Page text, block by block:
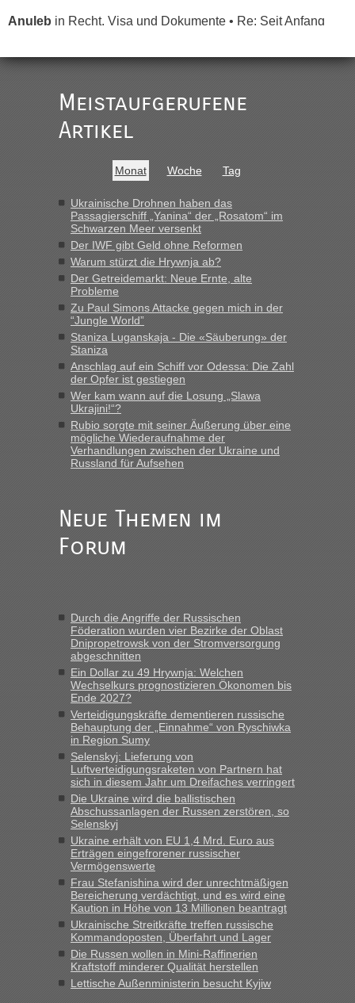
Anuleb in Recht, Visa und Dokumente • Re: Seit Anfang
Verdacht.“
inRecht, Visa und Dokumente • Re: Seit Anfang des
Milliarden aufgedeckt
und du nicht damit handeln willst. So lange das nicht
Originalverpackt ist und ersichlich das nicht neu sollte es
keine Probleme geben“
Recht, Visa und Dokumente • Deklaration
gebrauchter Kleidung beim Zoll
„Hallo Leute, ich weiß nicht, ob ich hier richtig bin mit meiner
Anfrage. Ich möchte 4 Umzugskartons mit gebrauchter
Straßen Kleidung bei der Einreise in die Ukraine
mitnehmen. Es ist gebrauchte Kleidung...“
Berichte und Reisetipps • Re: An welchem
Grenzübergang zwischen Polen und der Ukraine geht es am
schnellsten?
„Wir sind mit unserem Wohnmobil, wie geplant am Montag
15.6. in Krakovets rüber. Sehr zeitig los gegen 5 Uhr in der
Früh. Mit sehr sehr wenig Verkehr, super bis zur Grenze. Nur
Berichte und Reisetipps • Re: An welchem
Grenzübergang zwischen Polen und der Ukraine geht es am
schnellsten?
Bernd D-UAinBerichte und Reisetipps • Re: An welchem
Grenzübergang zwischen Polen und der Ukraine geht es am
schnellsten?
„Bin am Montag 15.6.26 um 8 Uhr in Urgyniw ausgereist,
das erste Mal an einem Montagmorgen ca. 15 Fahrzeuge
vor mir, bin sonst der Erste oder Zweite, egal, nach ca 20
Minuten wurde dann die nächste Welle...“
Berichte und Reisetipps • Re: An welchem
Grenzübergang zwischen Polen und der Ukraine geht es am
schnellsten?
„Derzeit, ist es überall sehr voll an den Grenzen Ukraine/
Polen. Zb. Krakovets 100 PKW ca. 10 h Wartezeit. Wollen
Montag rüber, versuchen es sehr früh.“
Meistaufgerufene
Artikel
Monat Woche Tag
Ukrainische Drohnen haben das
Passagierschiff „Yanina“ der „Rosatom“ im
Schwarzen Meer versenkt
Der IWF gibt Geld ohne Reformen
Warum stürzt die Hrywnja ab?
Der Getreidemarkt: Neue Ernte, alte
Probleme
Zu Paul Simons Attacke gegen mich in der
“Jungle World”
Staniza Luganskaja - Die «Säuberung» der
Staniza
Anschlag auf ein Schiff vor Odessa: Die Zahl
der Opfer ist gestiegen
Wer kam wann auf die Losung „Slawa
Ukrajini!“?
Rubio sorgte mit seiner Äußerung über eine
mögliche Wiederaufnahme der
Verhandlungen zwischen der Ukraine und
Russland für Aufsehen
Neue Themen im
Forum
Durch die Angriffe der Russischen
Föderation wurden vier Bezirke der Oblast
Dnipropetrowsk von der Stromversorgung
abgeschnitten
Ein Dollar zu 49 Hrywnja: Welchen
Wechselkurs prognostizieren Ökonomen bis
Ende 2027?
Verteidigungskräfte dementieren russische
Behauptung der „Einnahme“ von Ryschiwka
in Region Sumy
Selenskyj: Lieferung von
Luftverteidigungsraketen von Partnern hat
sich in diesem Jahr um Dreifaches verringert
Die Ukraine wird die ballistischen
Abschussanlagen der Russen zerstören, so
Selenskyj
Ukraine erhält von EU 1,4 Mrd. Euro aus
Erträgen eingefrorener russischer
Vermögenswerte
Frau Stefanishina wird der unrechtmäßigen
Bereicherung verdächtigt, und es wird eine
Kaution in Höhe von 13 Millionen beantragt
Ukrainische Streitkräfte treffen russische
Kommandoposten, Überfahrt und Lager
Die Russen wollen in Mini-Raffinerien
Kraftstoff minderer Qualität herstellen
Lettische Außenministerin besucht Kyjiw